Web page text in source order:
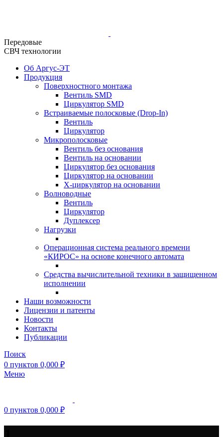
Передовые
СВЧ технологии
Об Аргус-ЭТ
Продукция
Поверхностного монтажа
Вентиль SMD
Циркулятор SMD
Встраиваемые полосковые (Drop-In)
Вентиль
Циркулятор
Микрополосковые
Вентиль без основания
Вентиль на основании
Циркулятор без основания
Циркулятор на основании
Х-циркулятор на основании
Волноводные
Вентиль
Циркулятор
Дуплексер
Нагрузки
Операционная система реального времени
«КИРОС» на основе конечного автомата
Средства вычислительной техники в защищенном
исполнении
Наши возможности
Лицензии и патенты
Новости
Контакты
Публикации
Поиск
0 пунктов 0,000 ₽
Меню
0 пунктов 0,000 ₽